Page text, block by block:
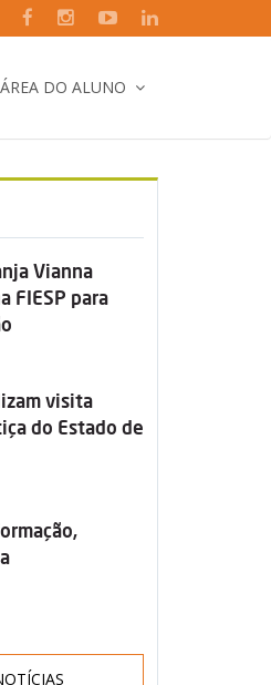
ÁREA DO ALUNO
Vianna
FIESP para
visita
do Estado de